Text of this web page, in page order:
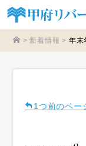
> 新着情報 > 年末
1つ前のペー